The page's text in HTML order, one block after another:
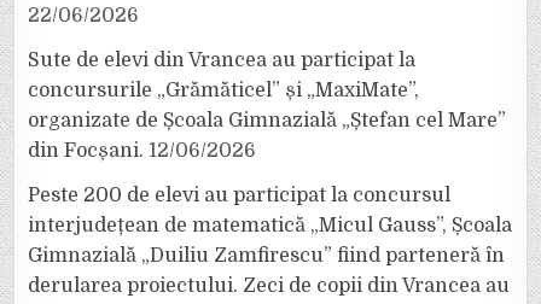
22/06/2026
Sute de elevi din Vrancea au participat la
concursurile „Grămăticel” și „MaxiMate”,
organizate de Școala Gimnazială „Ștefan cel Mare”
din Focșani. 12/06/2026
Peste 200 de elevi au participat la concursul
interjudețean de matematică „Micul Gauss”, Școala
Gimnazială „Duiliu Zamfirescu” fiind parteneră în
derularea proiectului. Zeci de copii din Vrancea au